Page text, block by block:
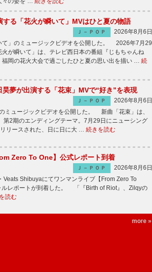
る「花火が瞬いて」MVはひと夏の物語
Ｊ－ＰＯＰ
2026年8月6日
」のミュージックビデオを公開した。 2026年7月29
が瞬いて」は、テレビ西日本の番組『じもちゃんね
岡の花火大会で過ごしたひと夏の思い出を描い … 続
夢が出演する「花束」MVで“好き”を表現
Ｊ－ＰＯＰ
2026年8月6日
ミュージックビデオを公開した。 新曲「花束」は、
第2期のエンディングテーマ。7月29日にニューシング
リースされた、日に日に大 … 続きを読む
Zero To One】公式レポート到着
Ｊ－ＰＯＰ
2026年8月6日
Shibuyaにてワンマンライブ【From Zero To
ルレポートが到着した。 「『Birth of Riot』、Zilqyの
読む
more »